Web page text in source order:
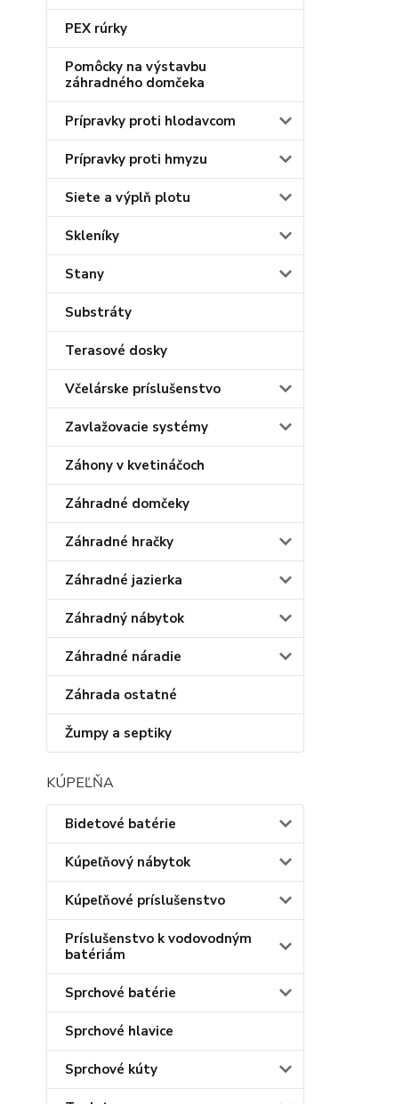
PEX rúrky
Pomôcky na výstavbu
záhradného domčeka
Prípravky proti hlodavcom
Prípravky proti hmyzu
Siete a výplň plotu
Skleníky
Stany
Substráty
Terasové dosky
Včelárske príslušenstvo
Zavlažovacie systémy
Záhony v kvetináčoch
Záhradné domčeky
Záhradné hračky
Záhradné jazierka
Záhradný nábytok
Záhradné náradie
Záhrada ostatné
Žumpy a septiky
KÚPEĽŇA
Bidetové batérie
Kúpeľňový nábytok
Kúpeľňové príslušenstvo
Príslušenstvo k vodovodným
batériám
Sprchové batérie
Sprchové hlavice
Sprchové kúty